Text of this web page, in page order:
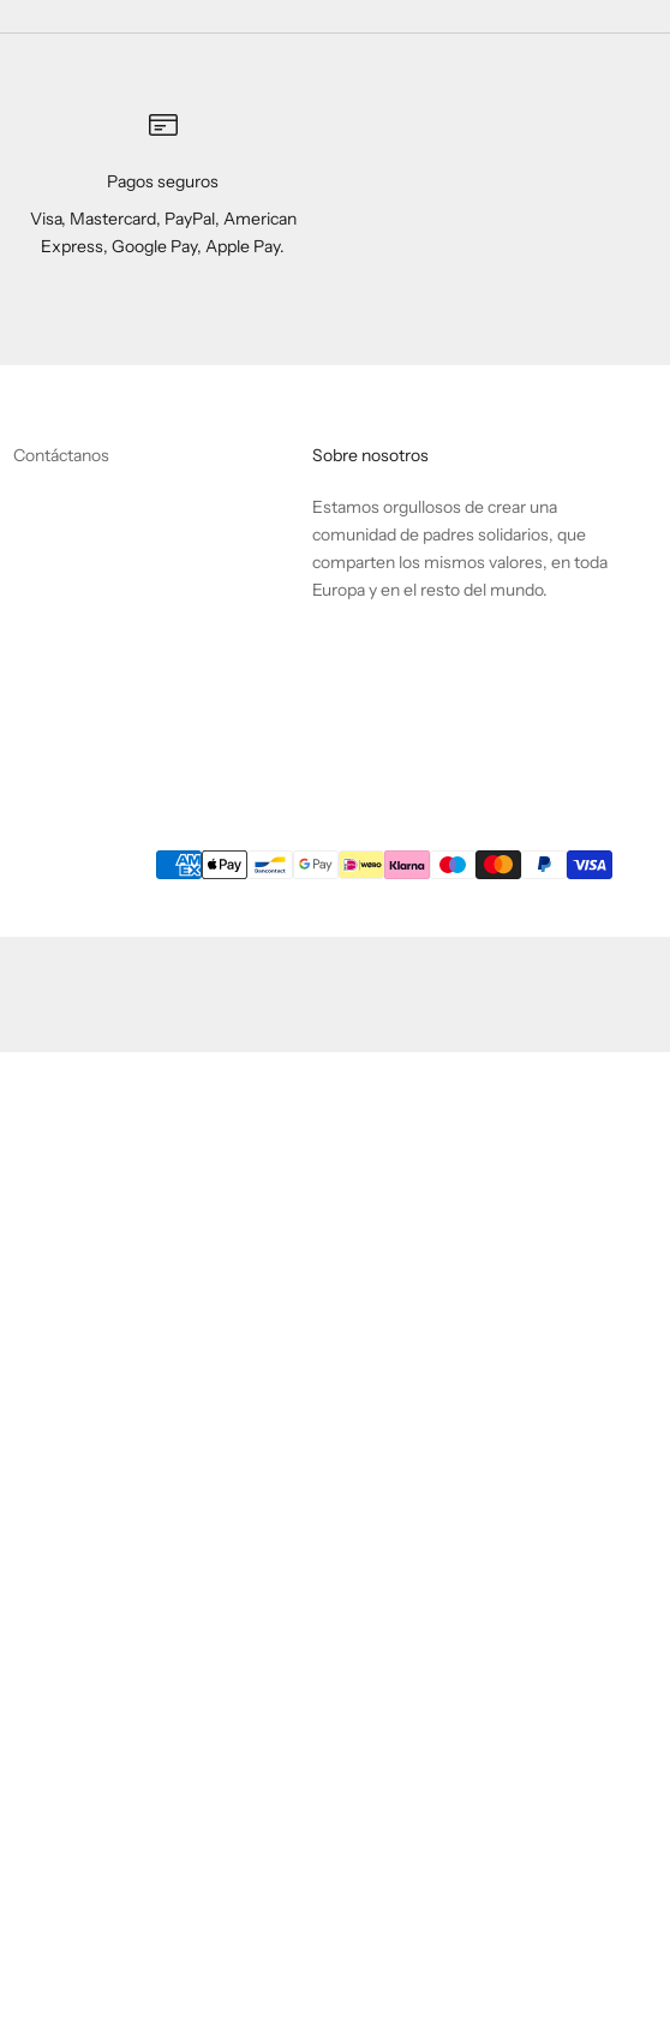
Pagos seguros
Visa, Mastercard, PayPal, American
Express, Google Pay, Apple Pay.
Contáctanos Sobre nosotros
Estamos orgullosos de crear una
comunidad de padres solidarios, que
comparten los mismos valores, en toda
Europa y en el resto del mundo.